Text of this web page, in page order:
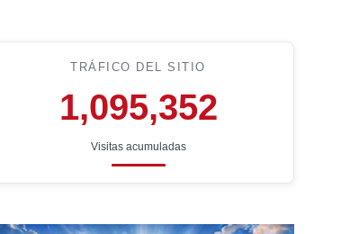
TRÁFICO DEL SITIO
1,095,352
Visitas acumuladas